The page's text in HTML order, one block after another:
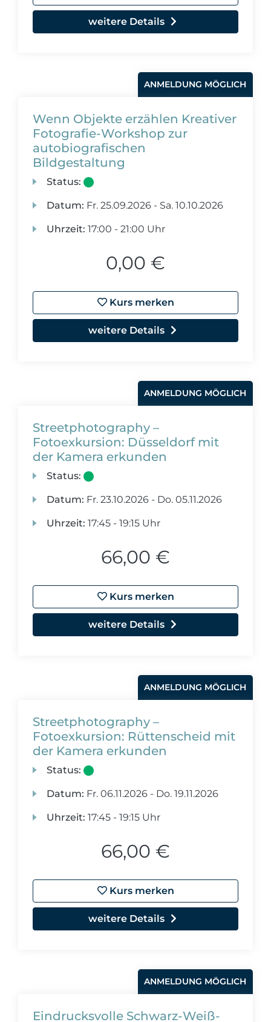
weitere Details
ANMELDUNG MÖGLICH
Wenn Objekte erzählen Kreativer
Fotografie-Workshop zur
autobiografischen
Bildgestaltung
Status:
Datum: Fr. 25.09.2026 - Sa. 10.10.2026
Uhrzeit: 17:00 - 21:00 Uhr
0,00 €
Kurs merken
weitere Details
ANMELDUNG MÖGLICH
Streetphotography –
Fotoexkursion: Düsseldorf mit
der Kamera erkunden
Status:
Datum: Fr. 23.10.2026 - Do. 05.11.2026
Uhrzeit: 17:45 - 19:15 Uhr
66,00 €
Kurs merken
weitere Details
ANMELDUNG MÖGLICH
Streetphotography –
Fotoexkursion: Rüttenscheid mit
der Kamera erkunden
Status:
Datum: Fr. 06.11.2026 - Do. 19.11.2026
Uhrzeit: 17:45 - 19:15 Uhr
66,00 €
Kurs merken
weitere Details
ANMELDUNG MÖGLICH
Eindrucksvolle Schwarz-Weiß-